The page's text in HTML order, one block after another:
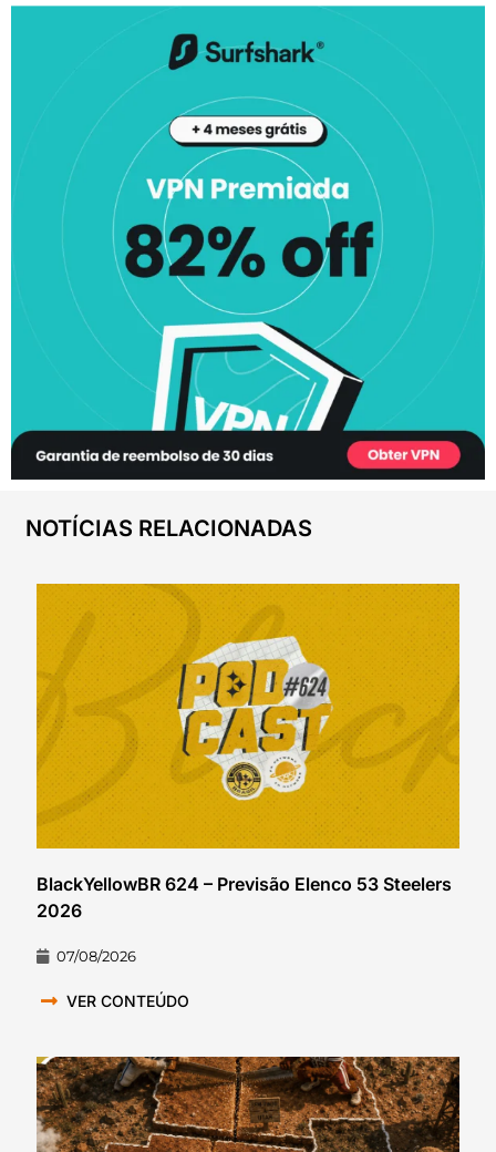
NOTÍCIAS RELACIONADAS
BlackYellowBR 624 – Previsão Elenco 53 Steelers
2026
07/08/2026
VER CONTEÚDO